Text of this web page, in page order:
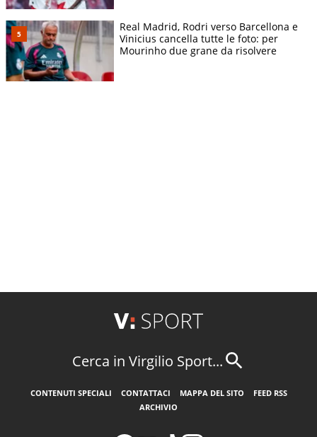
Real Madrid, Rodri verso Barcellona e
Vinicius cancella tutte le foto: per
Mourinho due grane da risolvere
Cerca in Virgilio Sport...
CONTENUTI SPECIALI CONTATTACI MAPPA DEL SITO
FEED RSS
ARCHIVIO